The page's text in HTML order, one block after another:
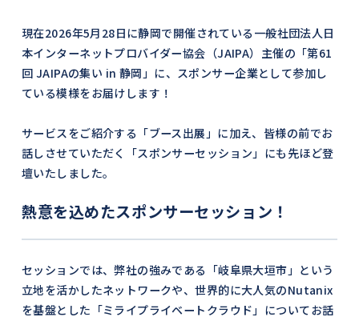
現在2026年5月28日に静岡で開催されている一般社団法人日
本インターネットプロバイダー協会（JAIPA）主催の「第61
回 JAIPAの集い in 静岡」に、スポンサー企業として参加し
ている模様をお届けします！
サービスをご紹介する「ブース出展」に加え、皆様の前でお
話しさせていただく「スポンサーセッション」にも先ほど登
壇いたしました。
熱意を込めたスポンサーセッション！
セッションでは、弊社の強みである「岐阜県大垣市」という
立地を活かしたネットワークや、世界的に大人気のNutanix
を基盤とした「ミライプライベートクラウド」についてお話